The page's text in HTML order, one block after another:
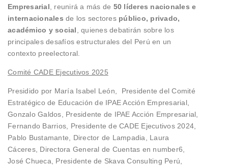
Empresarial , reunirá a más de 50 líderes nacionales e
internacionales de los sectores público, privado,
académico y social , quienes debatirán sobre los
principales desafíos estructurales del Perú en un
contexto preelectoral.
Comité CADE Ejecutivos 2025
Presidido por María Isabel León, Presidente del Comité
Estratégico de Educación de IPAE Acción Empresarial,
Gonzalo Galdos, Presidente de IPAE Acción Empresarial,
Fernando Barrios, Presidente de CADE Ejecutivos 2024,
Pablo Bustamante, Director de Lampadia, Laura
Cáceres, Directora General de Cuentas en number6,
José Chueca, Presidente de Skava Consulting Perú,